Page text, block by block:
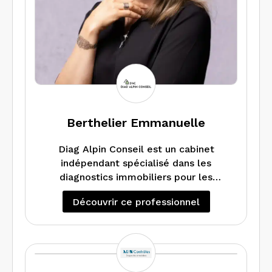
Berthelier Emmanuelle
Diag Alpin Conseil est un cabinet
indépendant spécialisé dans les
diagnostics immobiliers pour les
particuliers, les collectivités et les
professionnels . Basé à La Mure (38),
Matheysine, Trièves, Oisans et environs.
Nous réalisons les diagnostics
nécessaires à la vente ou la location de
Découvrir ce professionnel